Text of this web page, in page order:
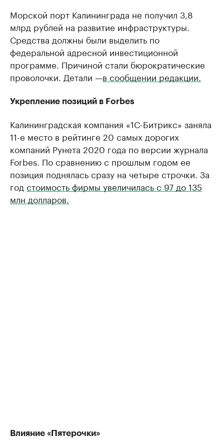
Морской порт Калининграда не получил 3,8
млрд рублей на развитие инфраструктуры.
Средства должны были выделить по
федеральной адресной инвестиционной
программе. Причиной стали бюрократические
проволочки. Детали —в сообщении редакции.
Укрепление позиций в Forbes
Калининградская компания «1С-Битрикс» заняла
11-е место в рейтинге 20 самых дорогих
компаний Рунета 2020 года по версии журнала
Forbes. По сравнению с прошлым годом ее
позиция поднялась сразу на четыре строчки. За
год стоимость фирмы увеличилась с 97 до 135
млн долларов.
Влияние «Пятерочки»